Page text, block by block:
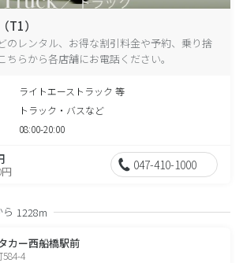
T1）
のレンタル、お得な割引料金や予約、乗り捨
ちらから各店舗にお電話ください。
ライトエーストラック 等
トラック・バスなど
08:00-20:00
047-410-1000
1228m
カー西船橋駅前
4